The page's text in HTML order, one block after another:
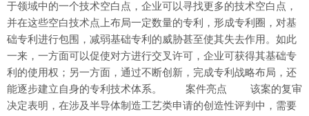
于领域中的一个技术空白点，企业可以寻找更多的技术空白点，
并在这些空白技术点上布局一定数量的专利，形成专利圈，对基
础专利进行包围，减弱基础专利的威胁甚至使其失去作用。如此
一来，一方面可以促使对方进行交叉许可，企业可获得其基础专
利的使用权；另一方面，通过不断创新，完成专利战略布局，还
能逐步建立自身的专利技术体系。 案件亮点 该案的复审
决定表明，在涉及半导体制造工艺类申请的创造性评判中，需要